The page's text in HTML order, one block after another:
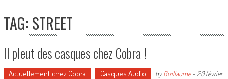
TAG: STREET
Il pleut des casques chez Cobra !
Actuellement chez Cobra Casques Audio byGuillaume- 20 février